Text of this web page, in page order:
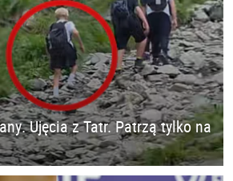
Ujęcia z Tatr. Patrzą tylko na